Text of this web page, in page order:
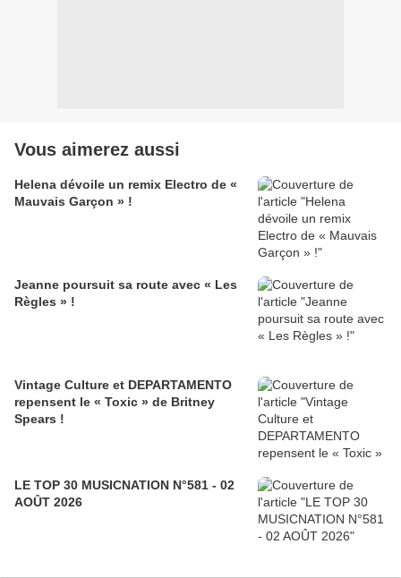
Vous aimerez aussi
Helena dévoile un remix Electro de «
Mauvais Garçon » !
Jeanne poursuit sa route avec « Les
Règles » !
Vintage Culture et DEPARTAMENTO
repensent le « Toxic » de Britney
Spears !
LE TOP 30 MUSICNATION N°581 - 02
AOÛT 2026